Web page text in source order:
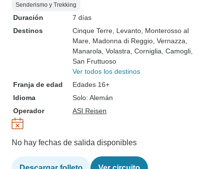
Senderismo y Trekking
Duración
7 días
Destinos
Cinque Terre , Levanto , Monterosso al
Mare , Madonna di Reggio , Vernazza
Manarola , Volastra , Corniglia , Camogli
San Fruttuoso
Ver todos los destinos
Franja de edad
Edades 16+
Idioma
Solo: Alemán
Operador
ASI Reisen
No hay fechas de salida disponibles